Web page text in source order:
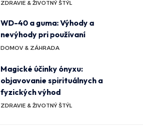
ZDRAVIE & ŽIVOTNÝ ŠTÝL
WD-40 a guma: Výhody a
nevýhody pri používaní
DOMOV & ZÁHRADA
Magické účinky ónyxu:
objavovanie spirituálnych a
fyzických výhod
ZDRAVIE & ŽIVOTNÝ ŠTÝL